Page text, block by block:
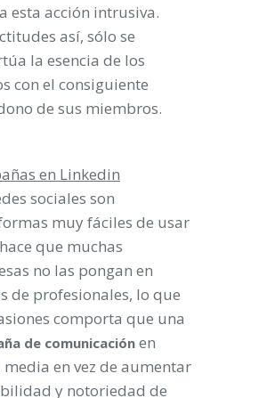
esta acción intrusiva.
así, sólo se
la esencia de los
con el consiguiente
de sus miembros.
en Linkedin
sociales son
muy fáciles de usar
que muchas
no las pongan en
de profesionales, lo que
comporta que una
de comunicación en
media en vez de aumentar
y notoriedad de